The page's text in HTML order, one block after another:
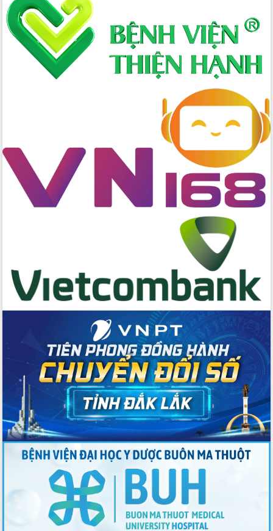
thực
Quyết liệt tháo gỡ vướng mắc, đẩy
nhanh tiến độ các dự án trọng điểm
trong Khu kinh tế Nam Phú Yên
Hòn Yến phát triển du lịch gắn với bảo
giải phóng mặt bằng Tuyến đường bộ
ven biển
Đắk Lắk nỗ lực thúc đẩy tăng trưởng
kinh tế từ 10% trở lên trong Quý
II/2026
Đắk Lắk về phát triển nhân lực y tế
cho trạm y tế cấp xã
Du lịch Đắk Lắk nâng tầm trải nghiệm
du khách thông qua Hệ thống cơ sở dữ
Tập huấn ứng dụng trí tuệ nhân tạo (AI)
trong thương mại điện tử năm 2026
Đoàn đại biểu Quốc hội tỉnh Đắk Lắk
trao đổi thông tin trước Kỳ họp thứ
nhất, Quốc hội khóa XVI
Quyết liệt cải cách hành chính, khơi
thông nguồn lực phát triển
Nâng cao hiệu lực, hiệu quả HĐND
tỉnh thông qua hiện đại hóa hành chính
Xã Ea Phê gắn cải cách hành chính với
chuyển đổi số
Phó Chủ tịch Thường trực UBND tỉnh
Hồ Thị Nguyên Thảo làm việc tại Trung
tâm Phục vụ hành chính công xã Ea